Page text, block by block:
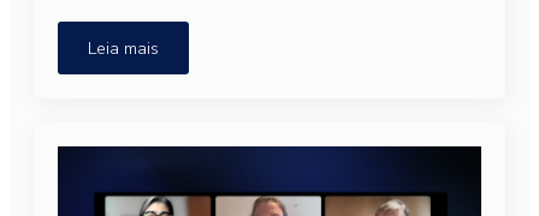
Leia mais